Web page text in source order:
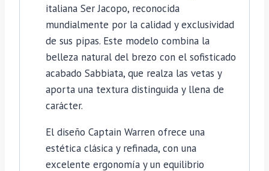
italiana Ser Jacopo, reconocida
mundialmente por la calidad y exclusividad
de sus pipas. Este modelo combina la
belleza natural del brezo con el sofisticado
acabado Sabbiata, que realza las vetas y
aporta una textura distinguida y llena de
carácter.
El diseño Captain Warren ofrece una
estética clásica y refinada, con una
excelente ergonomía y un equilibrio